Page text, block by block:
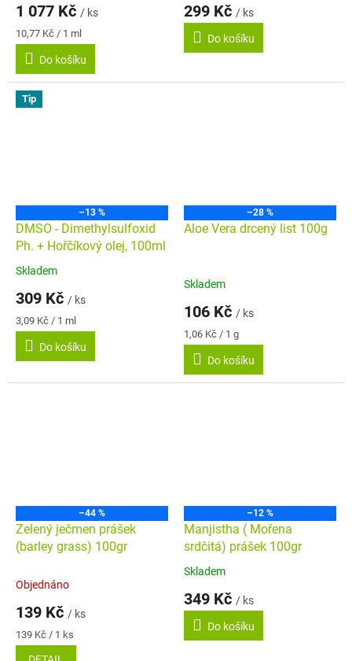
1 077 Kč / ks
Měrná
cena:
10,77 Kč / 1 ml
Do košíku
299 Kč / ks
Do košíku
Tip
–13 %
DMSO - Dimethylsulfoxid
Ph. + Hořčíkový olej, 100ml
Průměrné
produktu
je
5,0
5
Skladem
309 Kč / ks
Měrná
cena:
3,09 Kč / 1 ml
Do košíku
–28 %
Aloe Vera drcený list 100g
Skladem
106 Kč / ks
Měrná
cena:
1,06 Kč / 1 g
Do košíku
–44 %
Zelený ječmen prášek
(barley grass) 100gr
Objednáno
139 Kč / ks
Měrná
cena:
139 Kč / 1 ks
–12 %
Manjistha ( Mořena
srdčitá) prášek 100gr
Průměrné
produktu
5,0
Skladem
349 Kč / ks
Do košíku